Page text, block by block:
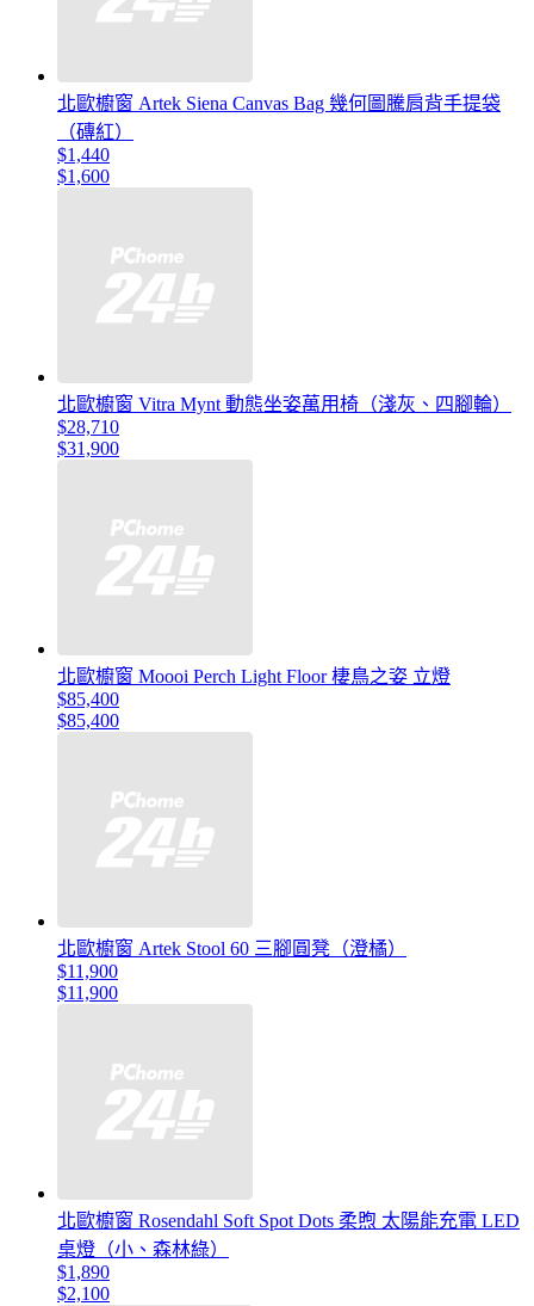
北歐櫥窗 Artek Siena Canvas Bag 幾何圖騰肩背手提袋
（磚紅）
$1,440
$1,600
北歐櫥窗 Vitra Mynt 動態坐姿萬用椅（淺灰、四腳輪）
$28,710
$31,900
北歐櫥窗 Moooi Perch Light Floor 棲鳥之姿 立燈
$85,400
$85,400
北歐櫥窗 Artek Stool 60 三腳圓凳（澄橘）
$11,900
$11,900
北歐櫥窗 Rosendahl Soft Spot Dots 柔煦 太陽能充電 LED
桌燈（小、森林綠）
$1,890
$2,100